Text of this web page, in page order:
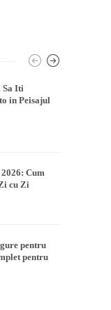
Sa Iti
in Peisajul
Cum
cu Zi
pentru
pentru